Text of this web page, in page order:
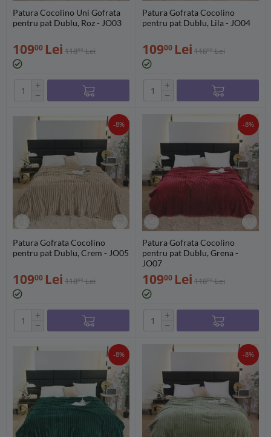
Patura Cocolino Uni Gofrata
pentru pat Dublu, Roz - JO03
10900 Lei 11800 Lei
+
−
Patura Gofrata Cocolino
pentru pat Dublu, Lila - JO04
10900 Lei 11800 Lei
+
−
-8%
Patura Gofrata Cocolino
pentru pat Dublu, Crem - JO05
10900 Lei 11800 Lei
+
−
-8%
Patura Gofrata Cocolino
pentru pat Dublu, Grena -
JO07
10900 Lei 11800 Lei
+
−
-8% -8%